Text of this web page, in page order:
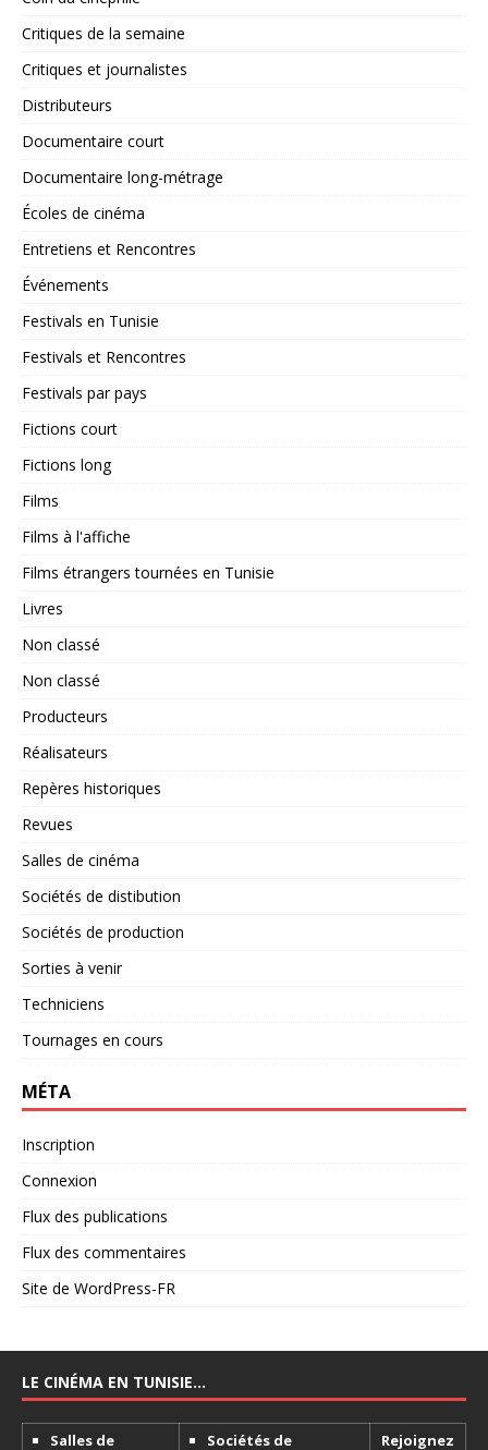
Critiques de la semaine
Critiques et journalistes
Distributeurs
Documentaire court
Documentaire long-métrage
Écoles de cinéma
Entretiens et Rencontres
Événements
Festivals en Tunisie
Festivals et Rencontres
Festivals par pays
Fictions court
Fictions long
Films
Films à l'affiche
Films étrangers tournées en Tunisie
Livres
Non classé
Non classé
Producteurs
Réalisateurs
Repères historiques
Revues
Salles de cinéma
Sociétés de distibution
Sociétés de production
Sorties à venir
Techniciens
Tournages en cours
MÉTA
Inscription
Connexion
Flux des publications
Flux des commentaires
Site de WordPress-FR
LE CINÉMA EN TUNISIE…
Salles de Sociétés de Rejoignez